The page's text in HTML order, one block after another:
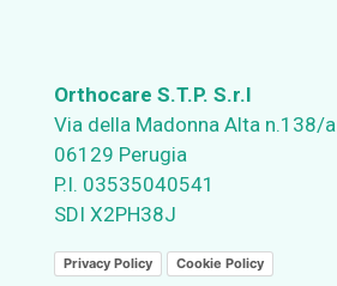
Orthocare S.T.P. S.r.l
Via della Madonna Alta n.138/a
06129 Perugia
P.I. 03535040541
SDI X2PH38J
Privacy Policy Cookie Policy